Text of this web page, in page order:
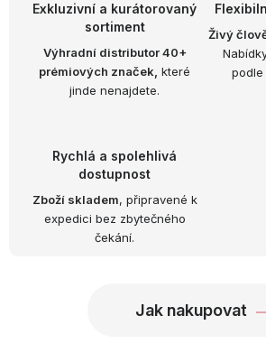
Exkluzivní a kurátorovaný
sortiment
Výhradní distributor 40+
prémiových značek, které
jinde nenajdete.
Živý
podle
Rychlá a spolehlivá
dostupnost
Zboží skladem, připravené k
expedici bez zbytečného
čekání.
Jak nakupovat